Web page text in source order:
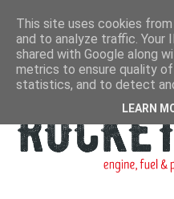
This site uses cookies
and to analyze traffic. Your
shared with Google along
metrics to ensure quality
statistics, and to detect
LEARN